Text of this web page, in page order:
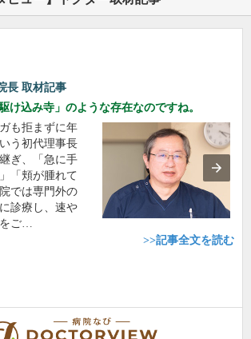
長 取材記事
け込み寺」のような存在なのですね。
も拒まずに年
う初代理事長
ぎ、「急に手
「頬が腫れて
では専門外の
診療し、速や
をご…
>>記事全文を読む